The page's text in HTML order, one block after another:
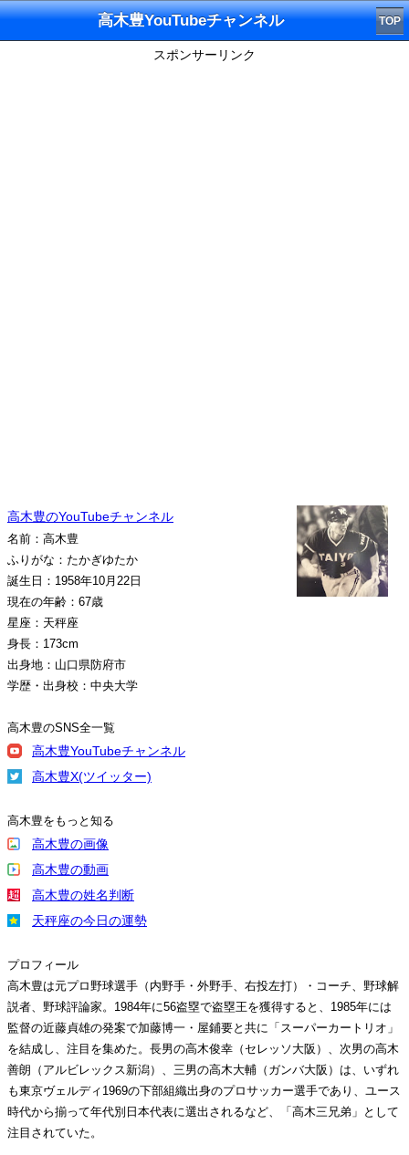
高木豊YouTubeチャンネル TOP
スポンサーリンク
高木豊のYouTubeチャンネル
名前：高木豊
ふりがな：たかぎゆたか
誕生日：1958年10月22日
現在の年齢：67歳
星座：天秤座
身長：173cm
出身地：山口県防府市
学歴・出身校：中央大学
高木豊のSNS全一覧
高木豊YouTubeチャンネル
高木豊X(ツイッター)
高木豊をもっと知る
高木豊の画像
高木豊の動画
高木豊の姓名判断
天秤座の今日の運勢
プロフィール
高木豊は元プロ野球選手（内野手・外野手、右投左打）・コーチ、野球解
説者、野球評論家。1984年に56盗塁で盗塁王を獲得すると、1985年には
監督の近藤貞雄の発案で加藤博一・屋鋪要と共に「スーパーカートリオ」
を結成し、注目を集めた。長男の高木俊幸（セレッソ大阪）、次男の高木
善朗（アルビレックス新潟）、三男の高木大輔（ガンバ大阪）は、いずれ
も東京ヴェルディ1969の下部組織出身のプロサッカー選手であり、ユース
時代から揃って年代別日本代表に選出されるなど、「高木三兄弟」として
注目されていた。